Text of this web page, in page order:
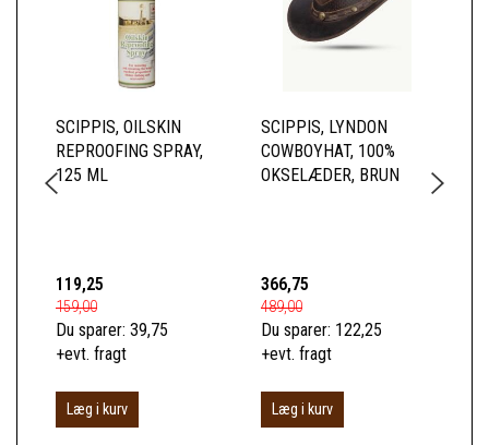
SCIPPIS, OILSKIN
REPROOFING SPRAY,
125 ML
119,25
159,00
Du sparer: 39,75
+evt. fragt
Læg i kurv
SCIPPIS, LYNDON
COWBOYHAT, 100%
OKSELÆDER, BRUN
366,75
489,00
Du sparer: 122,25
+evt. fragt
Læg i kurv